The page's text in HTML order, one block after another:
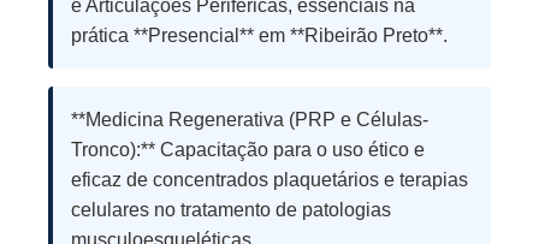
e Articulações Periféricas, essenciais na
prática **Presencial** em **Ribeirão Preto**.
**Medicina Regenerativa (PRP e Células-
Tronco):** Capacitação para o uso ético e
eficaz de concentrados plaquetários e terapias
celulares no tratamento de patologias
musculoesqueléticas.